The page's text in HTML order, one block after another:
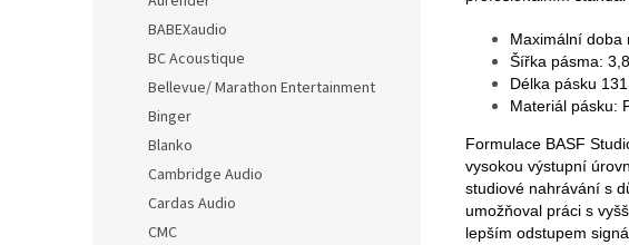
BABEXaudio
BC Acoustique
Bellevue/ Marathon Entertainment
Binger
Blanko
Cambridge Audio
Cardas Audio
CMC
Maximální doba
Šířka pásma:
Délka pásku
Materiál pásku:
Formulace BASF
vysokou výstupní
studiové nahrávání s
umožňoval práci s
lepším odstupem